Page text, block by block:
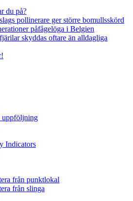
du på?
pollinerare ger större bomullsskörd
påfågelöga i Belgien
skyddas oftare än alldagliga
uppföljning
Indicators
från punktlokal
från slinga